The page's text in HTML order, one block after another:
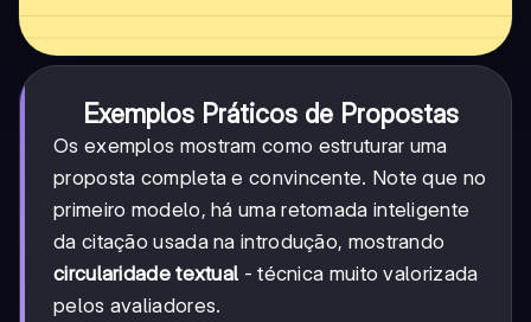
Exemplos Práticos de Propostas
Os exemplos mostram como estruturar uma
proposta completa e convincente. Note que no
primeiro modelo, há uma retomada inteligente
da citação usada na introdução, mostrando
circularidade textual - técnica muito valorizada
pelos avaliadores.